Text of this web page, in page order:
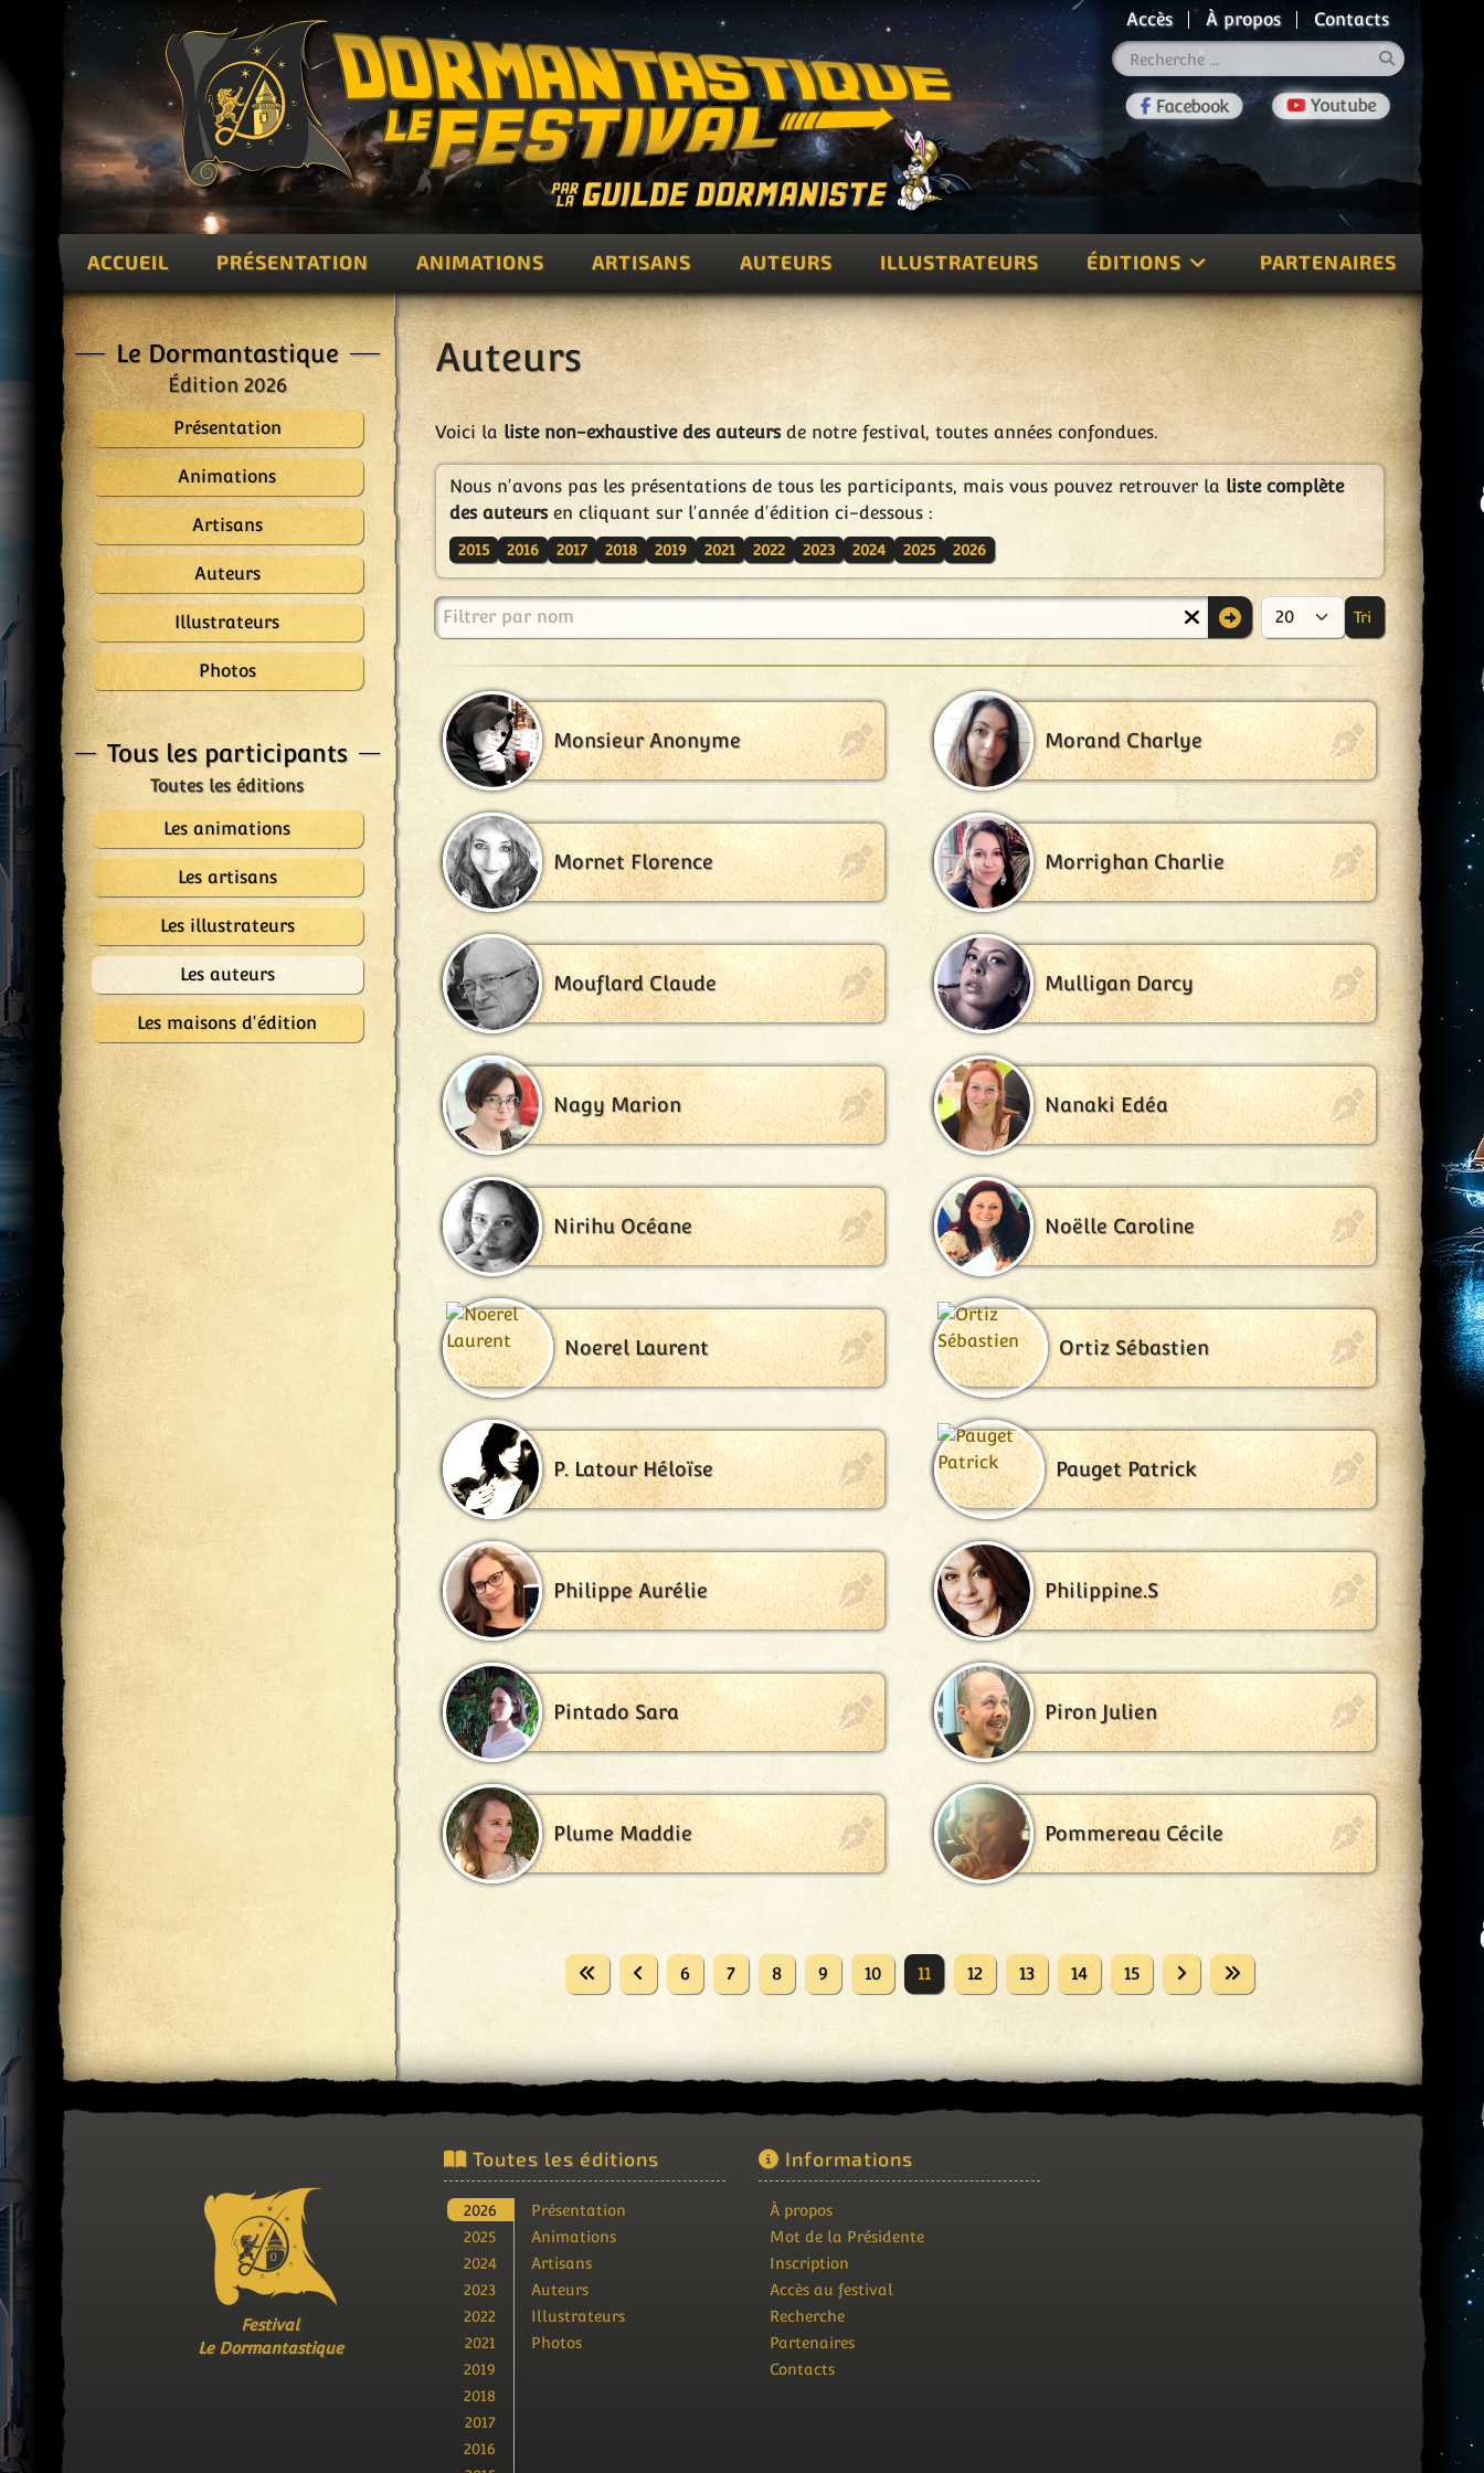
Accès À propos
Contacts
ACCUEIL PRÉSENTATION ANIMATIONS ARTISANS AUTEURS ILLUSTRATEURS ÉDITIONS PARTENAIRES
Le Dormantastique
Édition 2026
Présentation
Animations
Artisans
Auteurs
Illustrateurs
Photos
Tous les participants
Les animations
Les artisans
Les illustrateurs
Les auteurs
Les maisons d'édition
Auteurs
Voici la liste non-exhaustive des auteursde notre festival, toutes années confondues.
Nous n'avons pas les présentations de tous les participants, mais vous pouvez retrouver la liste complète
des auteursen cliquant sur l'année d'édition ci-dessous :
2015 2016 2017 2018 2019 2021 2022 2023 2024 2025 2026
Filtrer par nom
Afficher #
Tri
Monsieur Anonyme Morand Charlye
Mornet Florence Morrighan Charlie
Mouflard Claude Mulligan Darcy
Nagy Marion Nanaki Edéa
Nirihu Océane Noëlle Caroline
Noerel Laurent Ortiz Sébastien
P. Latour Héloïse Pauget Patrick
Philippe Aurélie Philippine.S
Pintado Sara Piron Julien
Plume Maddie Pommereau Cécile
6 7 8 9 10 11 12 13 14 15
Festival
Le Dormantastique
Toutes les éditions
2026
2025
2024
2023
2022
2021
2019
2018
2017
2016
Présentation
Animations
Artisans
Auteurs
Illustrateurs
Photos
Informations
À propos
Mot de la Présidente
Inscription
Accès au festival
Recherche
Partenaires
Contacts